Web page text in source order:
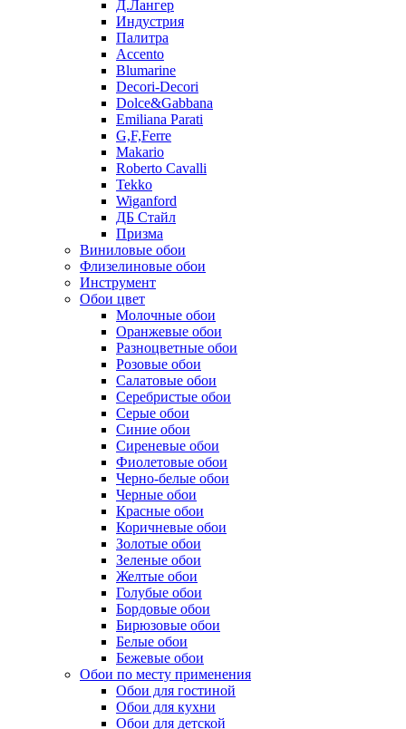
Д.Лангер
Индустрия
Палитра
Accento
Blumarine
Decori-Decori
Dolce&Gabbana
Emiliana Parati
G,F,Ferre
Makario
Roberto Cavalli
Tekko
Wiganford
ДБ Стайл
Призма
Виниловые обои
Флизелиновые обои
Инструмент
Обои цвет
Молочные обои
Оранжевые обои
Разноцветные обои
Розовые обои
Салатовые обои
Серебристые обои
Серые обои
Синие обои
Сиреневые обои
Фиолетовые обои
Черно-белые обои
Черные обои
Красные обои
Коричневые обои
Золотые обои
Зеленые обои
Желтые обои
Голубые обои
Бордовые обои
Бирюзовые обои
Белые обои
Бежевые обои
Обои по месту применения
Обои для гостиной
Обои для кухни
Обои для детской